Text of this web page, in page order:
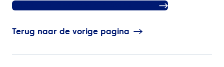
Ontdek hier meer over ATPI Sports Travel
Terug naar de vorige pagina